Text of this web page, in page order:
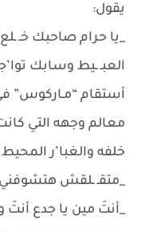
يقول:
_يا حرام صاحبك خـ
العبـ ـيط وسابك
أستقام “مـاركوس”
معالم وجهه التي
خلفه والغبا’ر
_متقـ ـلقش
_أنتَ مين يا جدع أنتَ